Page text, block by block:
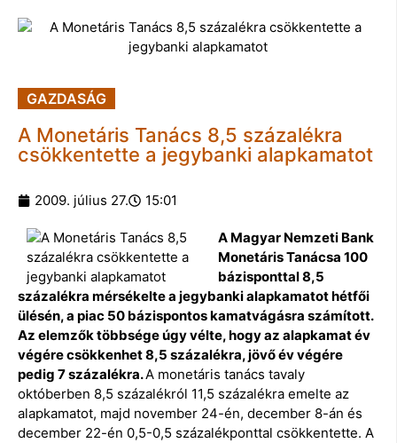
GAZDASÁG
A Monetáris Tanács 8,5 százalékra
csökkentette a jegybanki alapkamatot
2009. július 27. 15:01
A Magyar Nemzeti Bank
Monetáris Tanácsa 100
bázisponttal 8,5
százalékra mérsékelte a jegybanki alapkamatot hétfői
ülésén, a piac 50 bázispontos kamatvágásra számított.
Az elemzők többsége úgy vélte, hogy az alapkamat év
végére csökkenhet 8,5 százalékra, jövő év végére
pedig 7 százalékra.A monetáris tanács tavaly
októberben 8,5 százalékról 11,5 százalékra emelte az
alapkamatot, majd november 24-én, december 8-án és
december 22-én 0,5-0,5 százalékponttal csökkentette. A